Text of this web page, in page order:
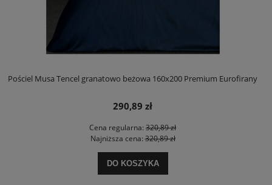
Pościel Musa Tencel granatowo beżowa 160x200 Premium Eurofirany
290,89 zł
Cena regularna: 320,89 zł
Najniższa cena:320,89 zł
DO KOSZYKA